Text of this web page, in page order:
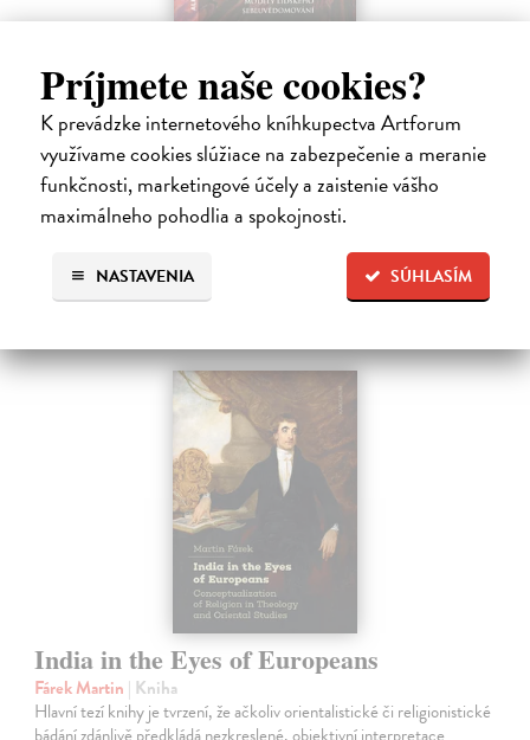
Príjmete naše cookies?
K prevádzke internetového kníhkupectva Artforum
využívame cookies slúžiace na zabezpečenie a meranie
funkčnosti, marketingové účely a zaistenie vášho
maximálneho pohodlia a spokojnosti.
SÚHLASÍM
NASTAVENIA
Franz Marie-Louise von| Kniha
Mýty o stvoření je možno považovat za nejdůležitější ze všech
mytologických vyprávění, neboť tyto motivy se dotýkají základních
otázek a problémů lidského života a dávají odpověď na nejdůležitější
otázky…
Zasielame do 12 dní
23,40 €
India in the Eyes of Europeans
Fárek Martin | Kniha
Hlavní tezí knihy je tvrzení, že ačkoliv orientalistické či religionistické